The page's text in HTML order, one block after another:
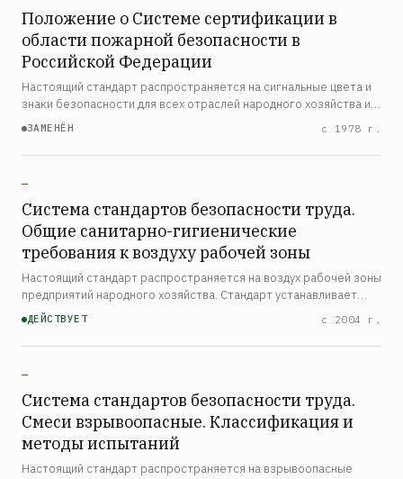
Положение о Системе сертификации в
области пожарной безопасности в
Российской Федерации
Настоящий стандарт распространяется на сигнальные цвета и
знаки безопасности для всех отраслей народного хозяйства и
устанавливает назначение, характеристики и порядок
ЗАМЕНЁН с 1978 г.
—
Система стандартов безопасности труда.
Общие санитарно-гигиенические
требования к воздуху рабочей зоны
Настоящий стандарт распространяется на воздух рабочей зоны
предприятий народного хозяйства. Стандарт устанавливает
общие санитарно-гигиенические требования к показателям
микроклимата и допустимому содержанию вредных веще…
ДЕЙСТВУЕТ с 2004 г.
—
Система стандартов безопасности труда.
Смеси взрывоопасные. Классификация и
методы испытаний
Настоящий стандарт распространяется на взрывоопасные